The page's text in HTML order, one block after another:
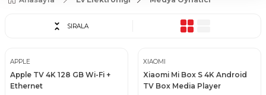
SIRALA
APPLE
Apple TV 4K 128 GB Wi-Fi +
Ethernet
XIAOMI
Xiaomi Mi Box S 4K Android
TV Box Media Player